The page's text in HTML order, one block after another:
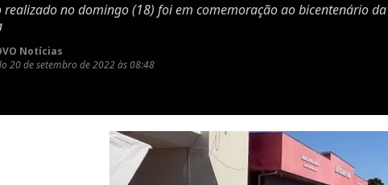
realizado no domingo (18) foi em comemoração ao bicentenário
Notícias
20 de setembro de 2022 às 08:48